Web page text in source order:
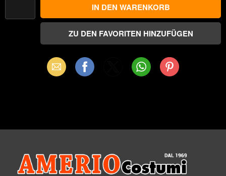
Email Facebook WhatsAppPinterest